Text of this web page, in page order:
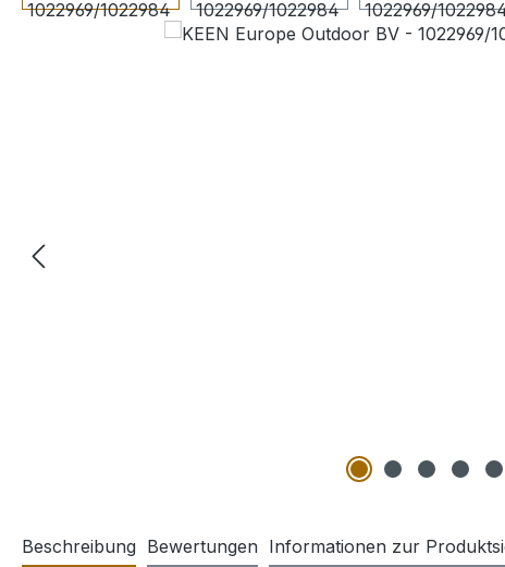
Beschreibung Bewertungen Informationen zur